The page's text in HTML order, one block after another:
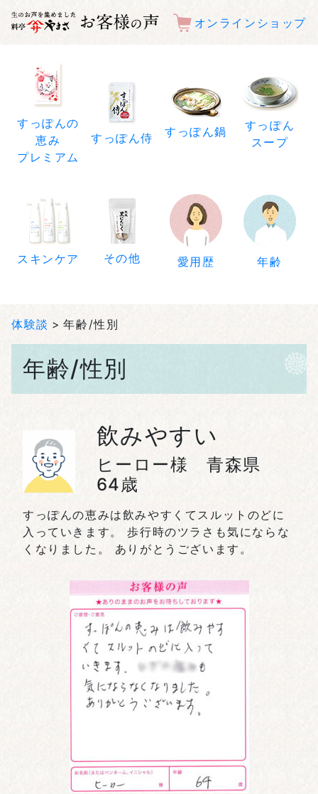
オンラインショップ
すっぽんの
恵み
プレミアム
すっぽん侍 すっぽん鍋
すっぽん
スープ
スキンケア その他 愛用歴 年齢
体験談 年齢/性別
年齢/性別
飲みやすい
ヒーロー様 青森県
64歳
すっぽんの恵みは飲みやすくてスルットのどに
入っていきます。 歩行時のツラさも気にならな
くなりました。 ありがとうございます。